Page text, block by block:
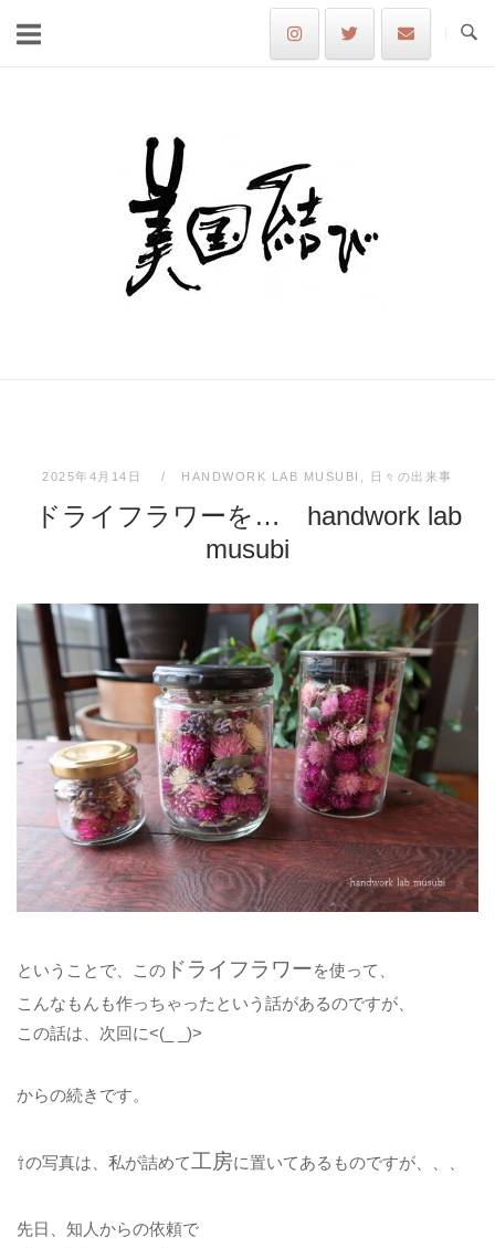
Home
2025年4月14日 HANDWORK LAB MUSUBI 日々の出来事
ドライフラワーを… handwork lab
musubi
ということで、この ドライフラワーを使って、
こんなもんも作っちゃったという話があるのですが、
この話は、次回に<(_ _)>
からの続きです。
⇧の写真は、私が詰めて工房に置いてあるものですが、、、
先日、知人からの依頼で